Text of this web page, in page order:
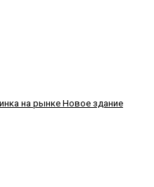
на рынке Новое здание